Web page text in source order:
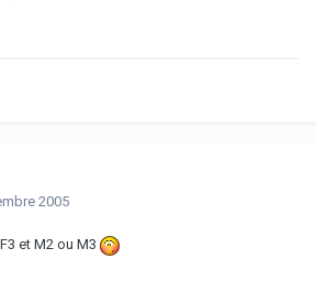
2005
et M2 ou M3